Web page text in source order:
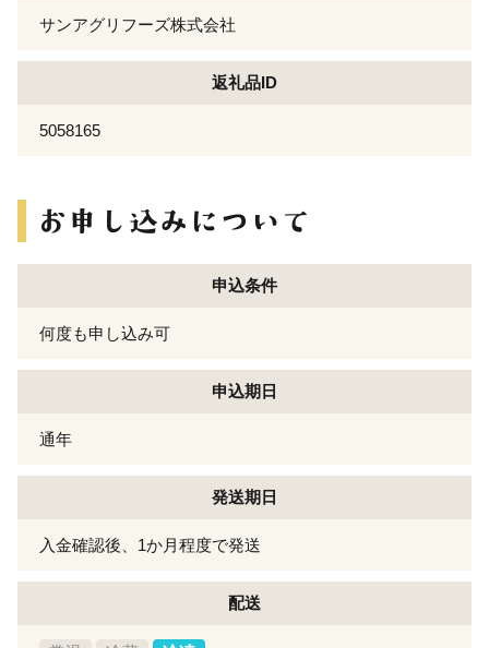
サンアグリフーズ株式会社
返礼品ID
5058165
申込条件
何度も申し込み可
申込期日
通年
発送期日
入金確認後、1か月程度で発送
配送